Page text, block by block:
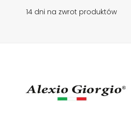
14 dni na zwrot produktów